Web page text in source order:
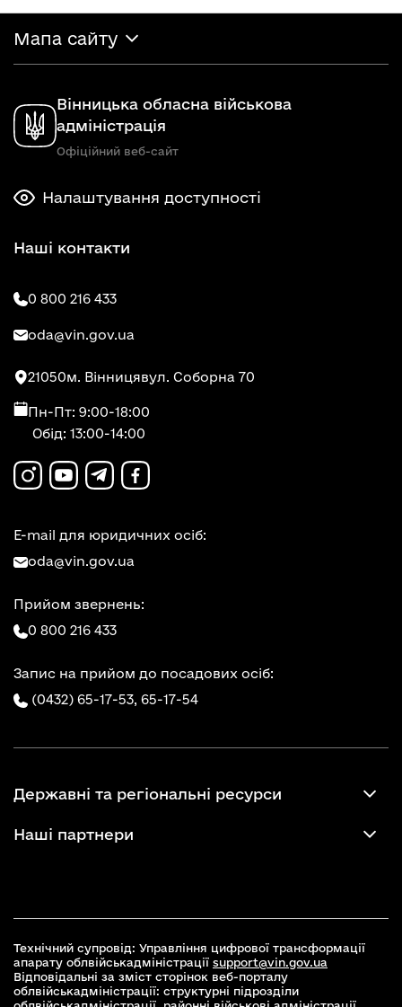
Мапа сайту
Вінницька обласна військова
адміністрація
Офіційний веб-сайт
Налаштування доступності
Наші контакти
0 800 216 433
oda@vin.gov.ua
21050м. Вінницявул. Соборна 70
Пн-Пт: 9:00-18:00
Обід: 13:00-14:00
E-mail для юридичних осіб:
oda@vin.gov.ua
Прийом звернень:
0 800 216 433
Запис на прийом до посадових осіб:
(0432) 65-17-53, 65-17-54
Державні та регіональні ресурси
Наші партнери
Технічний супровід: Управління цифрової трансформації
апарату облвійськадміністрації support@vin.gov.ua
Відповідальні за зміст сторінок веб-порталу
облвійськадміністрації: структурні підрозділи